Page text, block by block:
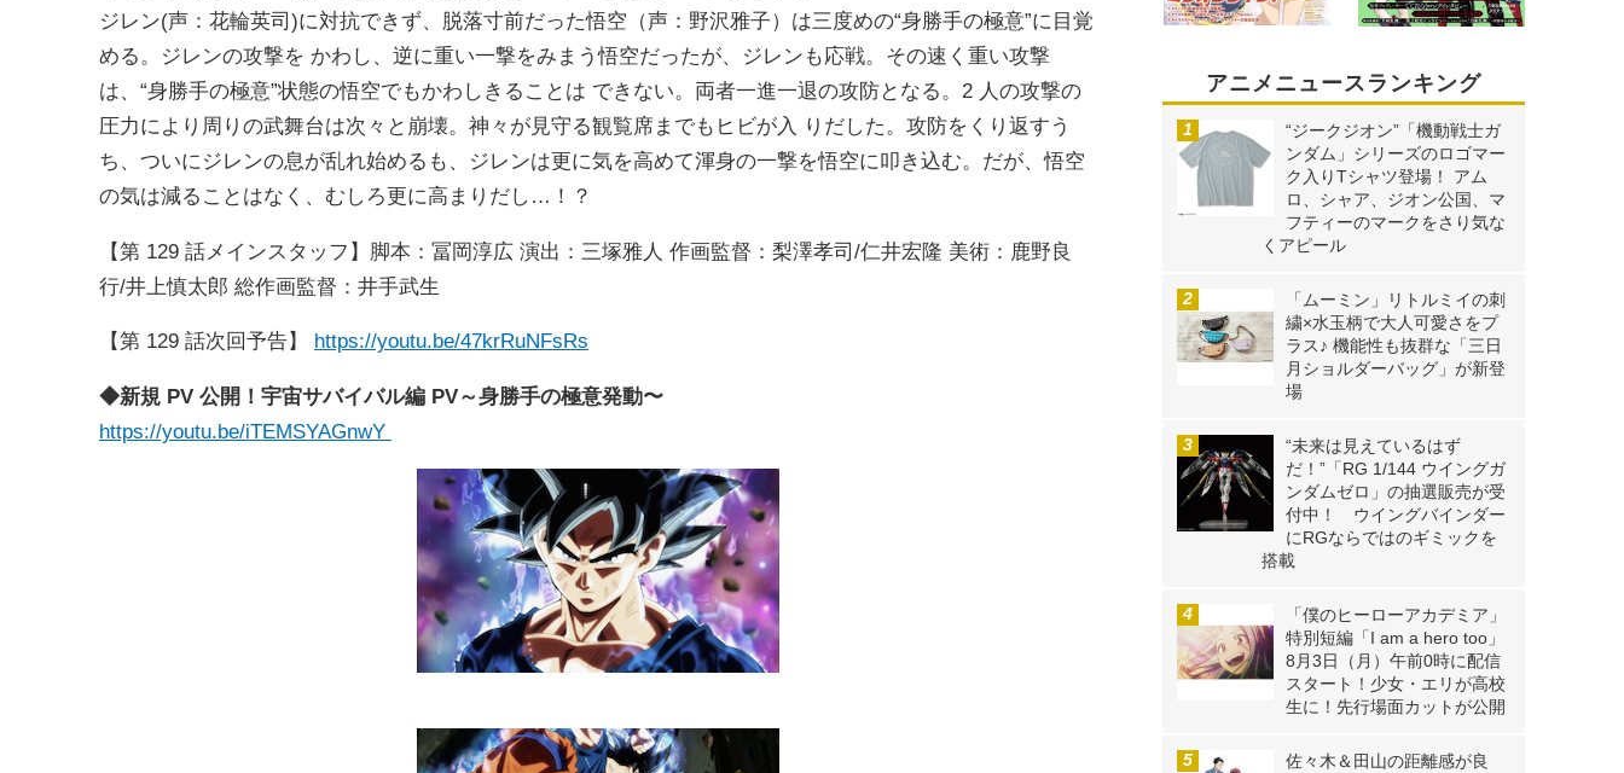
ジレン(声：花輪英司)に対抗できず、脱落寸前だった悟空（声：野沢雅子）は三度めの“身勝手の極意”に目覚
める。ジレンの攻撃を かわし、逆に重い一撃をみまう悟空だったが、ジレンも応戦。その速く重い攻撃
は、“身勝手の極意”状態の悟空でもかわしきることは できない。両者一進一退の攻防となる。2 人の攻撃の
圧力により周りの武舞台は次々と崩壊。神々が見守る観覧席までもヒビが入 りだした。攻防をくり返すう
ち、ついにジレンの息が乱れ始めるも、ジレンは更に気を高めて渾身の一撃を悟空に叩き込む。だが、悟空
の気は減ることはなく、むしろ更に高まりだし…！？
【第 129 話メインスタッフ】脚本：冨岡淳広 演出：三塚雅人 作画監督：梨澤孝司/仁井宏隆 美術：鹿野良
行/井上慎太郎 総作画監督：井手武生
【第 129 話次回予告】 https://youtu.be/47krRuNFsRs
◆新規 PV 公開！宇宙サバイバル編 PV～身勝手の極意発動〜
https://youtu.be/iTEMSYAGnwY
アニメニュースランキング
“ジークジオン”「機動戦士ガ
ンダム」シリーズのロゴマー
ク入りTシャツ登場！ アム
ロ、シャア、ジオン公国、マ
フティーのマークをさり気な
くアピール
「ムーミン」リトルミイの刺
繍×水玉柄で大人可愛さをプ
ラス♪ 機能性も抜群な「三日
月ショルダーバッグ」が新登
場
“未来は見えているはず
だ！”「RG 1/144 ウイングガ
ンダムゼロ」の抽選販売が受
付中！ ウイングバインダー
にRGならではのギミックを
搭載
「僕のヒーローアカデミア」
特別短編「I am a hero too」
8月3日（月）午前0時に配信
スタート！少女・エリが高校
生に！先行場面カットが公開
佐々木＆田山の距離感が良